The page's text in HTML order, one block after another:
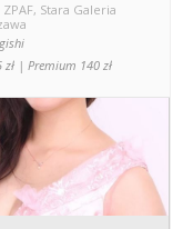
, Stara Galeria
| Premium 140 zł